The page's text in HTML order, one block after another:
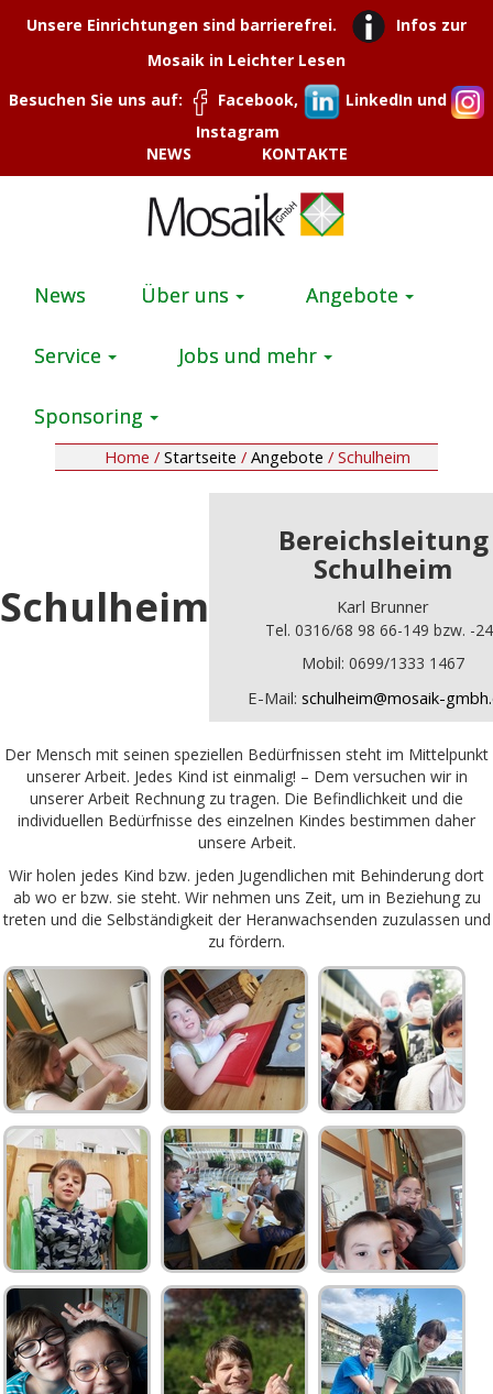
Unsere Einrichtungen sind barrierefrei.
Infos zur
Mosaik in Leichter Lesen
Besuchen Sie uns auf:
Facebook,
LinkedIn und
Instagram
NEWS
KONTAKTE
News Über uns Angebote
Service Jobs und mehr
Sponsoring
Home / Startseite / Angebote / Schulheim
Schulheim
Bereichsleitung
Schulheim
Karl Brunner
Tel. 0316/68 98 66-149 bzw. -
Mobil: 0699/1333 1467
E-Mail: schulheim@mosaik-
Der Mensch mit seinen speziellen Bedürfnissen steht im Mittelpunkt
unserer Arbeit. Jedes Kind ist einmalig! – Dem versuchen wir in
unserer Arbeit Rechnung zu tragen. Die Befindlichkeit und die
individuellen Bedürfnisse des einzelnen Kindes bestimmen daher
unsere Arbeit.
Wir holen jedes Kind bzw. jeden Jugendlichen mit Behinderung dort
ab wo er bzw. sie steht. Wir nehmen uns Zeit, um in Beziehung zu
treten und die Selbständigkeit der Heranwachsenden zuzulassen und
zu fördern.